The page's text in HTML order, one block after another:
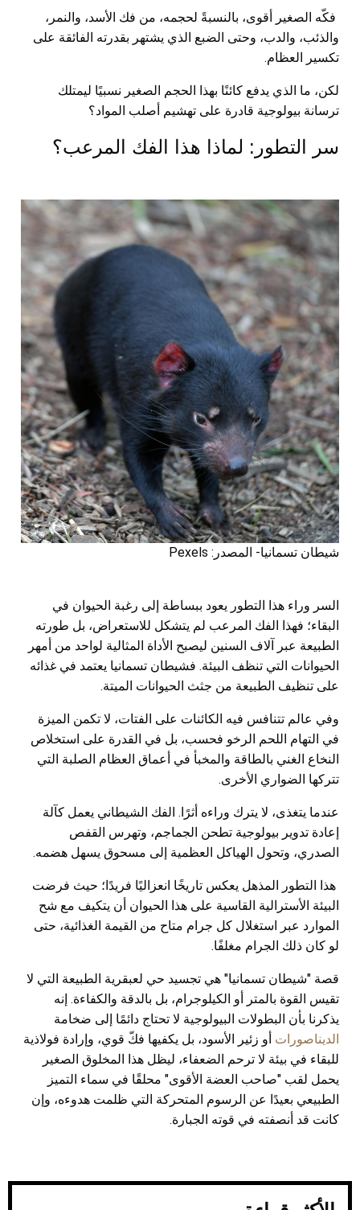
فكّه الصغير أقوى، بالنسبةً لحجمه، من فك الأسد، والنمر،
والذئب، والدب، وحتى الضبع الذي يشتهر بقدرته الفائقة على
تكسير العظام.
لكن، ما الذي يدفع كائنًا بهذا الحجم الصغير نسبيًا ليمتلك
ترسانة بيولوجية قادرة على تهشيم أصلب المواد؟
سر التطور: لماذا هذا الفك المرعب؟
شيطان تسمانيا- المصدر: Pexels
السر وراء هذا التطور يعود ببساطة إلى رغبة الحيوان في
البقاء؛ فهذا الفك المرعب لم يتشكل للاستعراض، بل طورته
الطبيعة عبر آلاف السنين ليصبح الأداة المثالية لواحد من أمهر
الحيوانات التي تنظف البيئة. فشيطان تسمانيا يعتمد في غذائه
على تنظيف الطبيعة من جثث الحيوانات الميتة.
وفي عالم تتنافس فيه الكائنات على الفتات، لا تكمن الميزة
في التهام اللحم الرخو فحسب، بل في القدرة على استخلاص
النخاع الغني بالطاقة والمخبأ في أعماق العظام الصلبة التي
تتركها الضواري الأخرى.
عندما يتغذى، لا يترك وراءه أثرًا. الفك الشيطاني يعمل كآلة
إعادة تدوير بيولوجية تطحن الجماجم، وتهرس القفص
الصدري، وتحول الهياكل العظمية إلى مسحوق يسهل هضمه.
هذا التطور المذهل يعكس تاريخًا انعزاليًا فريدًا؛ حيث فرضت
البيئة الأسترالية القاسية على هذا الحيوان أن يتكيف مع شح
الموارد عبر استغلال كل جرام متاح من القيمة الغذائية، حتى
لو كان ذلك الجرام مغلفًا.
قصة "شيطان تسمانيا" هي تجسيد حي لعبقرية الطبيعة التي لا
تقيس القوة بالمتر أو الكيلوجرام، بل بالدقة والكفاءة. إنه
يذكرنا بأن البطولات البيولوجية لا تحتاج دائمًا إلى ضخامة
الديناصورات أو زئير الأسود، بل يكفيها فكّ قوي، وإرادة فولاذية
للبقاء في بيئة لا ترحم الضعفاء، ليظل هذا المخلوق الصغير
يحمل لقب "صاحب العضة الأقوى" محلقًا في سماء التميز
الطبيعي بعيدًا عن الرسوم المتحركة التي ظلمت هدوءه، وإن
كانت قد أنصفته في قوته الجبارة.